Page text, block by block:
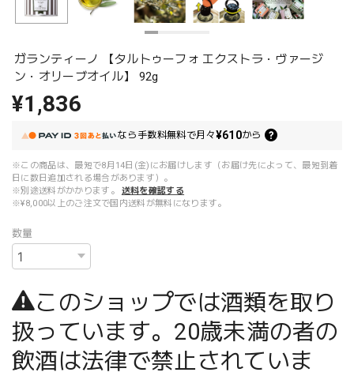
ガランティーノ 【タルトゥーフォ エクストラ・ヴァージ
ン・オリーブオイル】 92g
¥1,836
なら 手数料無料で月々¥610から
※この商品は、最短で8月14日(金)にお届けします（お届け先によって、最短到着
日に数日追加される場合があります）。
※別途送料がかかります。
送料を確認する
※¥8,000以上のご注文で国内送料が無料になります。
数量
このショップでは酒類を取り
扱っています。20歳未満の者の
飲酒は法律で禁止されていま